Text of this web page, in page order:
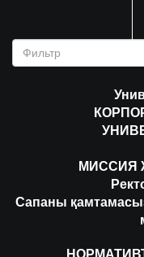
МИССИЯ
Сапаны